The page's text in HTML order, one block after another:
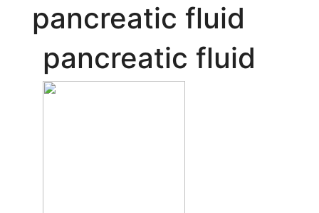
pancreatic fluid
pancreatic fluid